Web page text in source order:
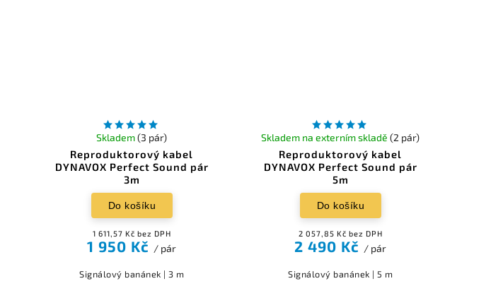
Reproduktorový kabel
DYNAVOX Perfect Sound pár
3m
Skladem(3 pár)
1 611,57 Kč bez DPH
1 950 Kč / pár
Do košíku
Signálový banánek | 3 m
Reproduktorový kabel
DYNAVOX Perfect Sound pár
5m
Skladem na externím skladě(2 pár)
2 057,85 Kč bez DPH
2 490 Kč / pár
Do košíku
Signálový banánek | 5 m